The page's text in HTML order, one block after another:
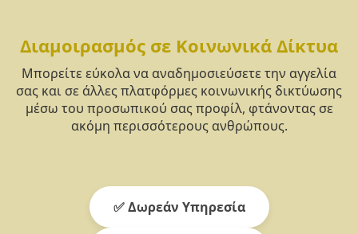
Διαμοιρασμός σε Κοινωνικά Δίκτυα
Μπορείτε εύκολα να αναδημοσιεύσετε την αγγελία
σας και σε άλλες πλατφόρμες κοινωνικής δικτύωσης
μέσω του προσωπικού σας προφίλ, φτάνοντας σε
ακόμη περισσότερους ανθρώπους.
✅ Δωρεάν Υπηρεσία